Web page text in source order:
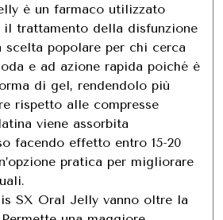
è un farmaco utilizzato
il trattamento della disfunzione
scelta popolare per chi cerca
e ad azione rapida poiché è
di gel, rendendolo più
rispetto alle compresse
viene assorbita
facendo effetto entro 15-20
pratica per migliorare
SX Oral Jelly vanno oltre la